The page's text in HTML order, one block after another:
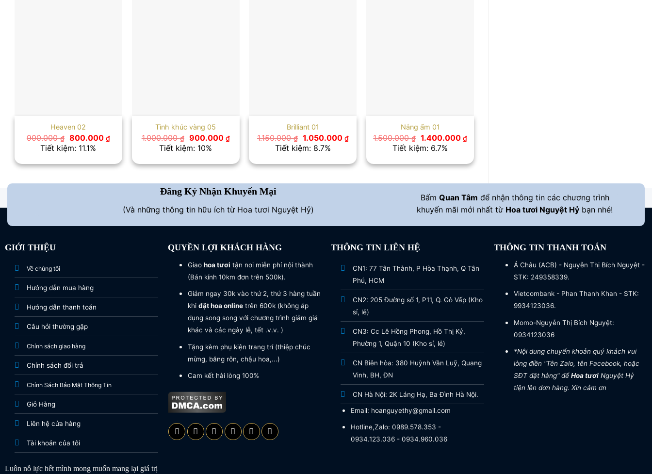
Heaven 02
900.000₫ Giá
gốc
là:
800.000 ₫Giá
hiện
800.000 ₫.
Tiết kiệm: 11.1%
Tình khúc vàng 05
1.000.000₫
Giá
gốc
là:
900.000 ₫Giá
hiện
là:
900.000 ₫.
Tiết kiệm: 10%
Brilliant 01
1.150.000₫ Giá
gốc
là:
1.050.000 ₫Giá
hiện
là:
1.050.000 ₫.
Tiết kiệm: 8.7%
Nắng ấm 01
1.500.000₫ Giá
gốc
là:
1.400.000₫Giá
là:
1.400.000 ₫.
Tiết kiệm: 6.7%
Đăng Ký Nhận Khuyến Mại
(Và những thông tin hữu ích từ Hoa tươi Nguyệt Hỷ)
Bấm Quan Tâm để nhận thông tin các chương trình
khuyến mãi mới nhất từ Hoa tươi Nguyệt Hỷ bạn nhé!
GIỚI THIỆU
Về chúng tôi
Hướng dẫn mua hàng
Hướng dẫn thanh toán
Câu hỏi thường gặp
Chính sách giao hàng
Chính sách đổi trả
Chính Sách Bảo Mật Thông Tin
Giỏ Hàng
Liên hệ cửa hàng
Tài khoản của tôi
Luôn nỗ lực hết mình mong muốn mang lại giá trị
QUYỀN LỢI KHÁCH HÀNG
Giao hoa tươi tận nơi miễn phí nội thành
(Bán kính 10km đơn trên 500k).
Giảm ngay 30k vào thứ 2, thứ 3 hàng tuần
khi đặt hoa onlinetrên 600k (không áp
dụng song song với chương trình giảm giá
khác và các ngày lễ, tết .v.v. )
Tặng kèm phụ kiện trang trí (thiệp chúc
mừng, băng rôn, chậu hoa,...)
Cam kết hài lòng 100%
THÔNG TIN LIÊN HỆ
CN1: 77 Tân Thành, P Hòa Thạnh, Q Tân
Phú, HCM
CN2: 205 Đường số 1, P11, Q. Gò Vấp (Kho
sỉ, lẻ)
CN3: Cc Lê Hồng Phong, Hồ Thị Kỷ,
Phường 1, Quận 10 (Kho sỉ, lẻ)
CN Biên hòa: 380 Huỳnh Văn Luỹ, Quang
Vinh, BH, ĐN
CN Hà Nội: 2K Láng Hạ, Ba Đình Hà Nội.
Email: hoanguyethy@gmail.com
Hotline,Zalo: 0989.578.353 -
0934.123.036 - 0934.960.036
THÔNG TIN THANH TOÁN
Á Châu (ACB) - Nguyễn Thị Bích Nguyệt -
STK: 249358339.
Vietcombank - Phan Thanh Khan - STK:
9934123036.
Momo-Nguyễn Thị Bích Nguyệt:
0934123036
*Nội dung chuyển khoản quý khách vui
lòng điền "Tên Zalo, tên Facebook, hoặc
SĐT đặt hàng" đểHoa tươiNguyệt Hỷ
tiện lên đơn hàng. Xin cảm ơn